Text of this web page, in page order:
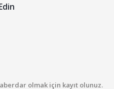
olmak için kayıt olunuz.